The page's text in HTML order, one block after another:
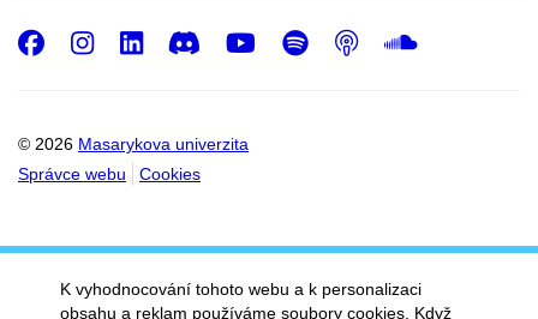
© 2026 Masarykova univerzita
Správce webu
Cookies
Facebook
Instagram
LinkedIn
DiscordYoutube
Spotify
Podcast
K vyhodnocování tohoto webu a k personalizaci
obsahu a reklam používáme soubory cookies. Když